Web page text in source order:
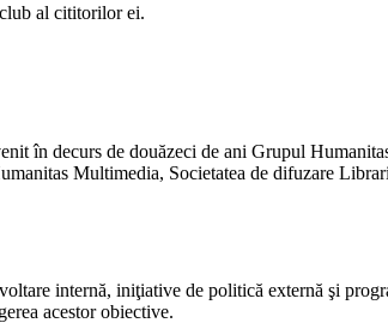
al cititorilor ei.
în decurs de douăzeci de ani Grupul
Multimedia, Societatea de difuzare
internă, iniţiative de politică externă şi
acestor obiective.